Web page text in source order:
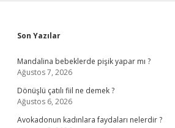
Sidebar
Son Yazılar
Mandalina bebeklerde pişik yapar mı ?
Ağustos 7, 2026
Dönüşlü çatılı fiil ne demek ?
Ağustos 6, 2026
Avokadonun kadınlara faydaları nelerdir ?